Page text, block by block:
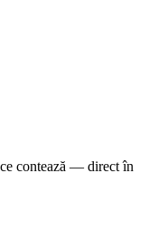
contează — direct în